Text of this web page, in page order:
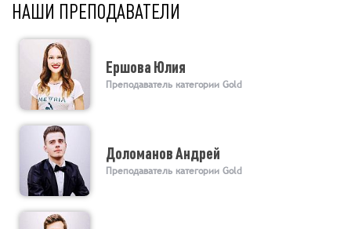
НАШИ ПРЕПОДАВАТЕЛИ
Ершова Юлия
Преподаватель категории Gold
Доломанов Андрей
Преподаватель категории Gold